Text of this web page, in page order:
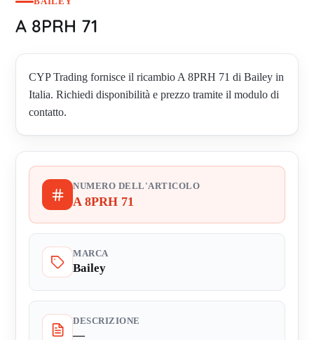
A 8PRH 71
CYP Trading fornisce il ricambio A 8PRH 71 di Bailey in
Italia. Richiedi disponibilità e prezzo tramite il modulo di
contatto.
NUMERO DELL'ARTICOLO
A 8PRH 71
MARCA
Bailey
DESCRIZIONE
—